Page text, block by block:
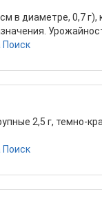
в диаметре, 0,7 г),
2,5 г, темно-